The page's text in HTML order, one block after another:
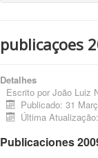
publicaçoes
Detalhes
Escrito por João Luiz
Publicado: 31
Última
Publicaciones